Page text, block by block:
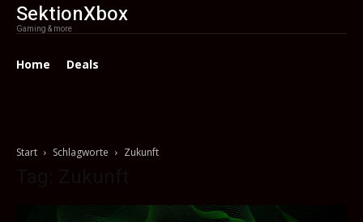
SektionXbox
Gaming & more
Home Deals
Start Schlagworte Zukunft